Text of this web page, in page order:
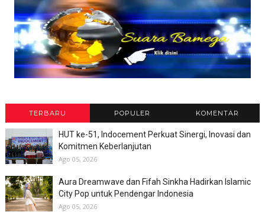
TERBARU POPULER KOMENTAR
HUT ke-51, Indocement Perkuat Sinergi, Inovasi dan
Komitmen Keberlanjutan
Ago 05, 2026
Aura Dreamwave dan Fifah Sinkha Hadirkan Islamic
City Pop untuk Pendengar Indonesia
Ago 05, 2026